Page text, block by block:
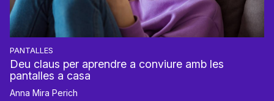
PANTALLES
Deu claus per aprendre a conviure amb les
pantalles a casa
Anna Mira Perich